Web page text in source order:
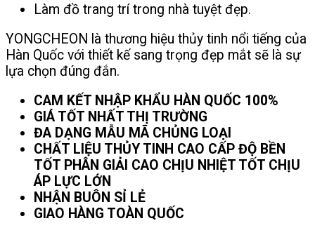
Làm đồ trang trí trong nhà tuyệt đẹp.
YONGCHEON là thương hiệu thủy tinh nổi tiếng của
Hàn Quốc với thiết kế sang trọng đẹp mắt sẽ là sự
lựa chọn đúng đắn.
CAM KẾT NHẬP KHẨU HÀN QUỐC 100%
GIÁ TỐT NHẤT THỊ TRƯỜNG
ĐA DẠNG MẪU MÃ CHỦNG LOẠI
CHẤT LIỆU THỦY TINH CAO CẤP ĐỘ BỀN
TỐT PHÂN GIẢI CAO CHỊU NHIỆT TỐT CHỊU
ÁP LỰC LỚN
NHẬN BUÔN SỈ LẺ
GIAO HÀNG TOÀN QUỐC